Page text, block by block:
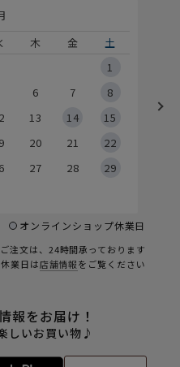
木 金
土
1
6 7
8
13 14
15
20 21
22
27 28
29
オンラインショップ休業日
注文は、24時間承っております
業日は店舗情報をご覧ください
報をお届け！
しいお買い物♪